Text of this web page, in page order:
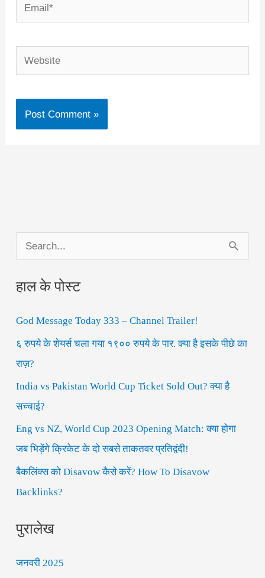
Website
e
a
c
h
f
o
r
हाल के पोस्ट
God Message Today 333 – Channel Trailer!
६ रुपये के शेयर्स चला गया १९०० रुपये के पार. क्या है इसके पीछे का
राज़?
India vs Pakistan World Cup Ticket Sold Out? क्या है
सच्चाई?
Eng vs NZ, World Cup 2023 Opening Match: क्या होगा
जब भिड़ेंगे क्रिकेट के दो सबसे ताकतवर प्रतिद्वंदी!
बैकलिंक्स को Disavow कैसे करें? How To Disavow
Backlinks?
पुरालेख
जनवरी 2025